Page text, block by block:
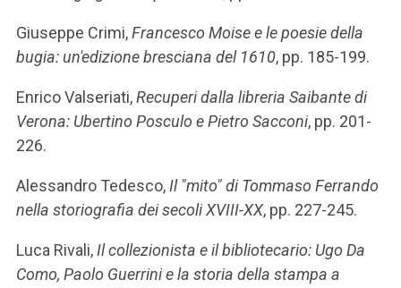
Giuseppe Crimi,Francesco Moise e le poesie della
bugia: un'edizione bresciana del 1610, pp. 185-199.
Enrico Valseriati,Recuperi dalla libreria Saibante di
Verona: Ubertino Posculo e Pietro Sacconi, pp. 201-
226.
Alessandro Tedesco, Il "mito" di Tommaso Ferrando
nella storiografia dei secoli XVIII-XX, pp. 227-245.
Luca Rivali, Il collezionista e il bibliotecario: Ugo Da
Como, Paolo Guerrini e la storia della stampa a